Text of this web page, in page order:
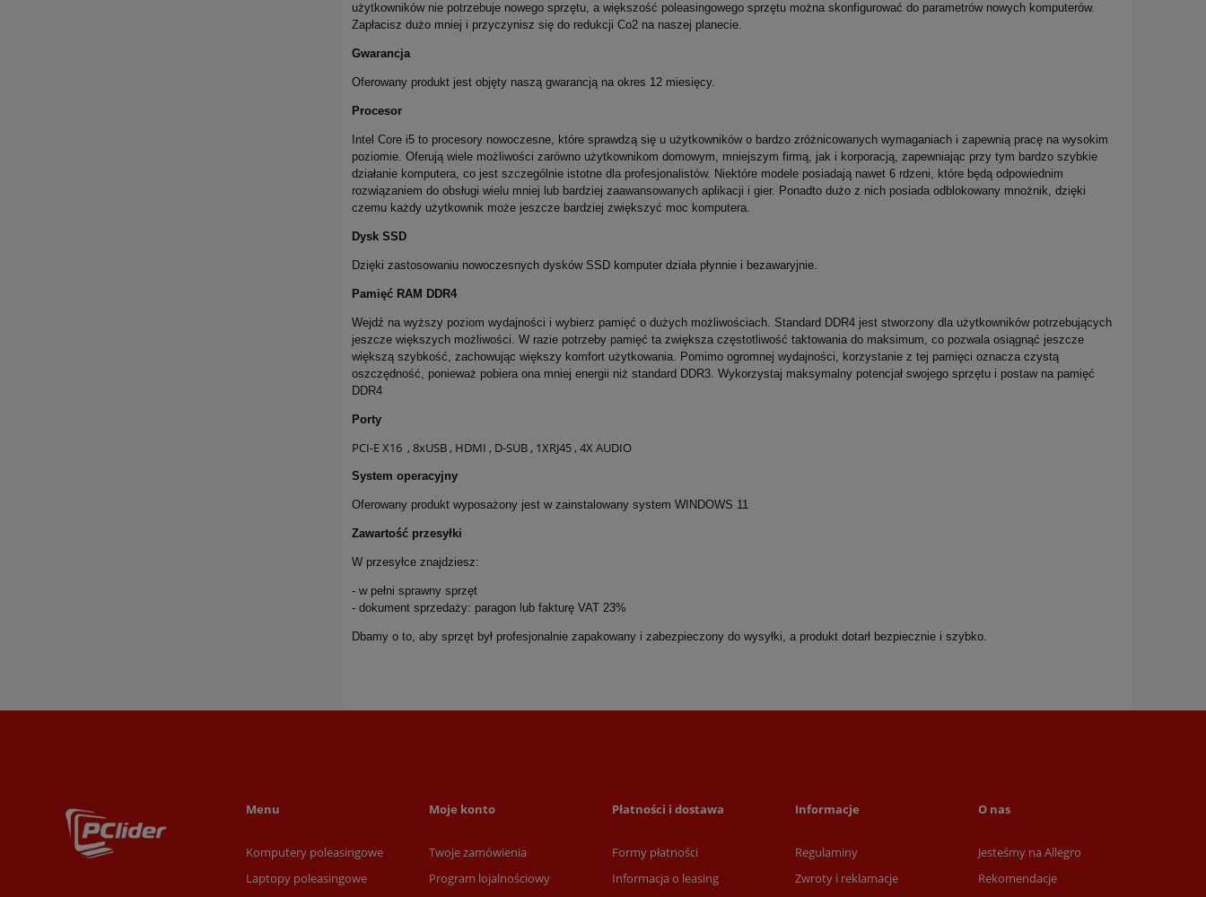
użytkowników nie potrzebuje nowego sprzętu, a większość poleasingowego sprzętu można skonfigurować do parametrów nowych komputerów.
Zapłacisz dużo mniej i przyczynisz się do redukcji Co2 na naszej planecie.
Gwarancja
Oferowany produkt jest objęty naszą gwarancją na okres 12 miesięcy.
Procesor
Intel Core i5 to procesory nowoczesne, które sprawdzą się u użytkowników o bardzo zróżnicowanych wymaganiach i zapewnią pracę na wysokim
poziomie. Oferują wiele możliwości zarówno użytkownikom domowym, mniejszym firmą, jak i korporacją, zapewniając przy tym bardzo szybkie
działanie komputera, co jest szczególnie istotne dla profesjonalistów. Niektóre modele posiadają nawet 6 rdzeni, które będą odpowiednim
rozwiązaniem do obsługi wielu mniej lub bardziej zaawansowanych aplikacji i gier. Ponadto dużo z nich posiada odblokowany mnożnik, dzięki
czemu każdy użytkownik może jeszcze bardziej zwiększyć moc komputera.
Dysk SSD
Dzięki zastosowaniu nowoczesnych dysków SSD komputer działa płynnie i bezawaryjnie.
Pamięć RAM DDR4
Wejdź na wyższy poziom wydajności i wybierz pamięć o dużych możliwościach. Standard DDR4 jest stworzony dla użytkowników potrzebujących
jeszcze większych możliwości. W razie potrzeby pamięć ta zwiększa częstotliwość taktowania do maksimum, co pozwala osiągnąć jeszcze
większą szybkość, zachowując większy komfort użytkowania. Pomimo ogromnej wydajności, korzystanie z tej pamięci oznacza czystą
oszczędność, ponieważ pobiera ona mniej energii niż standard DDR3. Wykorzystaj maksymalny potencjał swojego sprzętu i postaw na pamięć
DDR4
Porty
PCI-E X16 , 8xUSB , HDMI , D-SUB , 1XRJ45 , 4X AUDIO
System operacyjny
Oferowany produkt wyposażony jest w zainstalowany system WINDOWS 11
Zawartość przesyłki
W przesyłce znajdziesz:
- w pełni sprawny sprzęt
- dokument sprzedaży: paragon lub fakturę VAT 23%
Dbamy o to, aby sprzęt był profesjonalnie zapakowany i zabezpieczony do wysyłki, a produkt dotarł bezpiecznie i szybko.
Menu
Komputery poleasingowe
Laptopy poleasingowe
Moje konto
Twoje zamówienia
Program lojalnościowy
Płatności i dostawa
Formy płatności
Informacja o leasing
Informacje
Regulaminy
Zwroty i reklamacje
O nas
Jesteśmy na Allegro
Rekomendacje